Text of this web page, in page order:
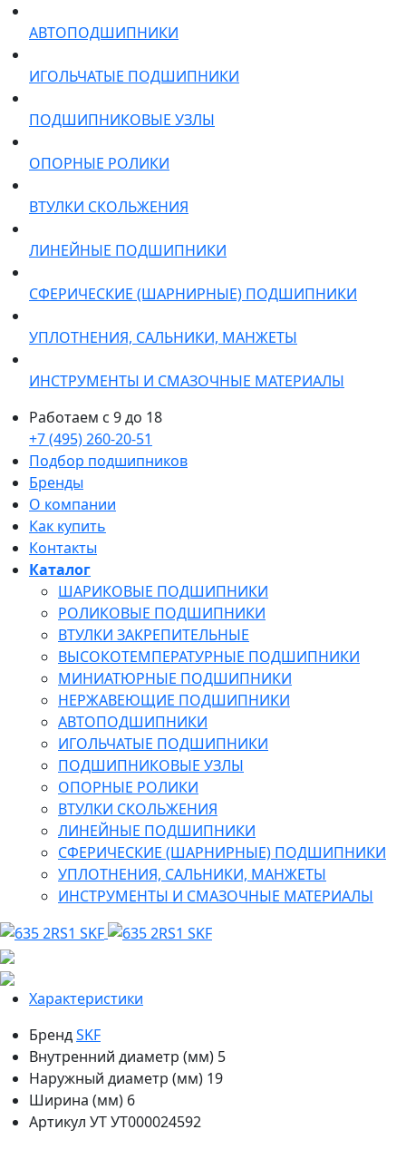
АВТОПОДШИПНИКИ
ИГОЛЬЧАТЫЕ ПОДШИПНИКИ
ПОДШИПНИКОВЫЕ УЗЛЫ
ОПОРНЫЕ РОЛИКИ
ВТУЛКИ СКОЛЬЖЕНИЯ
ЛИНЕЙНЫЕ ПОДШИПНИКИ
СФЕРИЧЕСКИЕ (ШАРНИРНЫЕ) ПОДШИПНИКИ
УПЛОТНЕНИЯ, САЛЬНИКИ, МАНЖЕТЫ
ИНСТРУМЕНТЫ И СМАЗОЧНЫЕ МАТЕРИАЛЫ
Работаем с 9 до 18
+7 (495) 260-20-51
Подбор подшипников
Бренды
О компании
Как купить
Контакты
Каталог
ШАРИКОВЫЕ ПОДШИПНИКИ
РОЛИКОВЫЕ ПОДШИПНИКИ
ВТУЛКИ ЗАКРЕПИТЕЛЬНЫЕ
ВЫСОКОТЕМПЕРАТУРНЫЕ ПОДШИПНИКИ
МИНИАТЮРНЫЕ ПОДШИПНИКИ
НЕРЖАВЕЮЩИЕ ПОДШИПНИКИ
АВТОПОДШИПНИКИ
ИГОЛЬЧАТЫЕ ПОДШИПНИКИ
ПОДШИПНИКОВЫЕ УЗЛЫ
ОПОРНЫЕ РОЛИКИ
ВТУЛКИ СКОЛЬЖЕНИЯ
ЛИНЕЙНЫЕ ПОДШИПНИКИ
СФЕРИЧЕСКИЕ (ШАРНИРНЫЕ) ПОДШИПНИКИ
УПЛОТНЕНИЯ, САЛЬНИКИ, МАНЖЕТЫ
ИНСТРУМЕНТЫ И СМАЗОЧНЫЕ МАТЕРИАЛЫ
Характеристики
БрендSKF
Внутренний диаметр (мм) 5
Наружный диаметр (мм) 19
Ширина (мм) 6
Артикул УТУТ000024592